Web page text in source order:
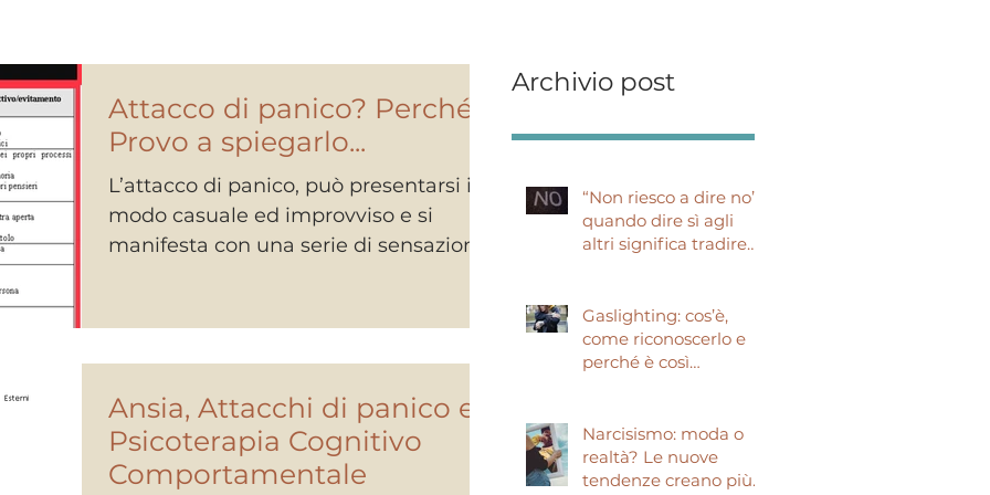
Attacco di panico? Perché?
Provo a spiegarlo...
L’attacco di panico, può presentarsi in
modo casuale ed improvviso e si
manifesta con una serie di sensazioni
Ansia, Attacchi di panico e
Psicoterapia Cognitivo
Comportamentale
Archivio post
“Non riesco a dire no”:
quando dire sì agli
altri significa tradire
Gaslighting: cos’è,
come riconoscerlo e
perché è così
Narcisismo: moda o
realtà? Le nuove
tendenze creano più